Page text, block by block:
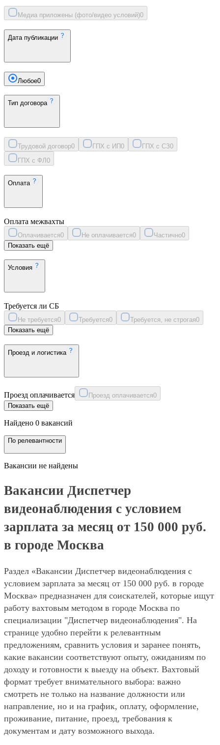
Медиа приложены (фото/видео условий)0
Дата публикации
Любое0
Тип договора
Трудовой договор0 ГПХ с ИП0 ГПХ с СЗ0
ГПХ с ФЛ 0
Оплата
Оплата межвахты
Оплачивается0 Не оплачивается0 Частично0
Показать ещё
Условия
Требуется ли СБ
Не требуется0 Требуется0 Требуется, не строгая0
Показать ещё
Проезд и логистика
Проезд оплачивается Проезд оплачивается0
Показать ещё
Найдено 0 вакансий
По релевантности
Вакансии не найдены
Вакансии Диспетчер
видеонаблюдения с условием
зарплата за месяц от 150 000 руб.
в городе Москва
Раздел «Вакансии Диспетчер видеонаблюдения с
условием зарплата за месяц от 150 000 руб. в городе
Москва» предназначен для соискателей, которые ищут
работу вахтовым методом в городе Москва по
специализации "Диспетчер видеонаблюдения". На
странице удобно перейти к релевантным
предложениям, сравнить условия и заранее понять,
какие вакансии соответствуют опыту, ожиданиям по
доходу и готовности к выезду на объект. Вахтовый
формат требует внимательного выбора: важно
смотреть не только на название должности или
направление, но и на график, оплату, оформление,
проживание, питание, проезд, требования к
документам и дату возможного выхода.